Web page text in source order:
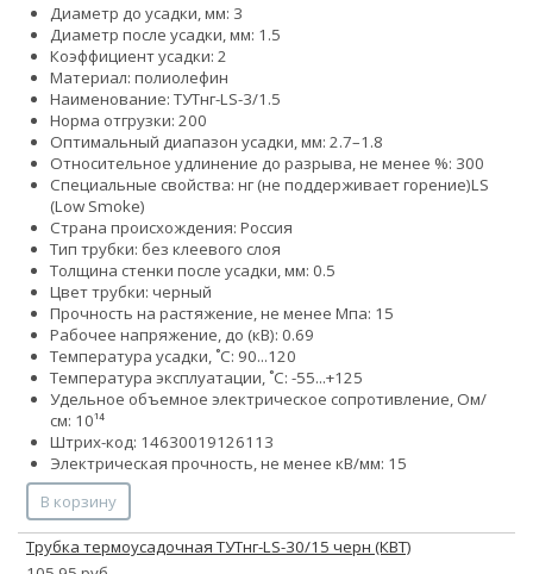
Диаметр до усадки, мм: 3
Диаметр после усадки, мм: 1.5
Коэффициент усадки: 2
Материал: полиолефин
Наименование: ТУТнг-LS-3/1.5
Норма отгрузки: 200
Оптимальный диапазон усадки, мм: 2.7–1.8
Относительное удлинение до разрыва, не менее %: 300
Специальные свойства: нг (не поддерживает горение)LS
(Low Smoke)
Страна происхождения: Россия
Тип трубки: без клеевого слоя
Толщина стенки после усадки, мм: 0.5
Цвет трубки: черный
Прочность на растяжение, не менее Мпа: 15
Рабочее напряжение, до (кВ): 0.69
Температура усадки, ˚С: 90...120
Температура эксплуатации, ˚С: -55...+125
Удельное объемное электрическое сопротивление, Ом/
см: 10¹⁴
Штрих-код: 14630019126113
Электрическая прочность, не менее кВ/мм: 15
В корзину
Трубка термоусадочная ТУТнг-LS-30/15 черн (КВТ)